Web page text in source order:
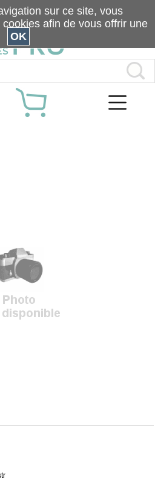
sur ce site, vous
afin de vous offrir une
OK